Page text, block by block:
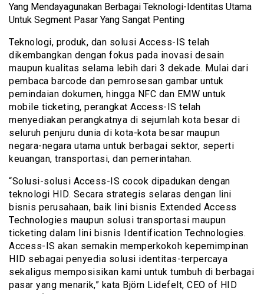
Yang Mendayagunakan Berbagai Teknologi-Identitas Utama
Untuk Segment Pasar Yang Sangat Penting
Teknologi, produk, dan solusi Access-IS telah
dikembangkan dengan fokus pada inovasi desain
maupun kualitas selama lebih dari 3 dekade. Mulai dari
pembaca barcode dan pemrosesan gambar untuk
pemindaian dokumen, hingga NFC dan EMW untuk
mobile ticketing, perangkat Access-IS telah
menyediakan perangkatnya di sejumlah kota besar di
seluruh penjuru dunia di kota-kota besar maupun
negara-negara utama untuk berbagai sektor, seperti
keuangan, transportasi, dan pemerintahan.
“Solusi-solusi Access-IS cocok dipadukan dengan
teknologi HID. Secara strategis selaras dengan lini
bisnis perusahaan, baik lini bisnis Extended Access
Technologies maupun solusi transportasi maupun
ticketing dalam lini bisnis Identification Technologies.
Access-IS akan semakin memperkokoh kepemimpinan
HID sebagai penyedia solusi identitas-terpercaya
sekaligus memposisikan kami untuk tumbuh di berbagai
pasar yang menarik,” kata Björn Lidefelt, CEO of HID